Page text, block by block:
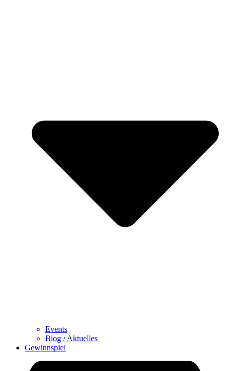
Events
Blog / Aktuelles
Gewinnspiel